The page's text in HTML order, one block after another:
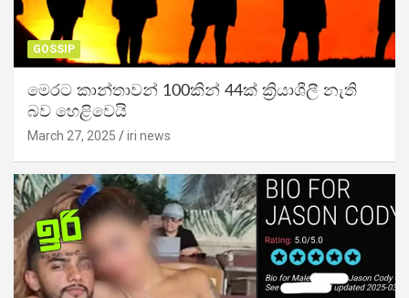
GOSSIP
මෙරට කාන්තාවන් 100කින් 44ක් ක්‍රියාශීලී නැති
බව හෙළිවෙයි
March 27, 2025 iri news